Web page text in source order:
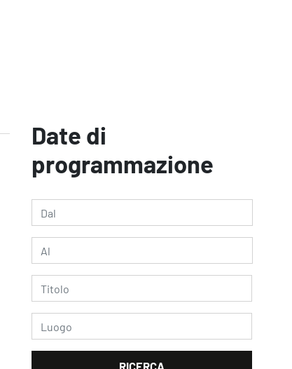
Date di
programmazione